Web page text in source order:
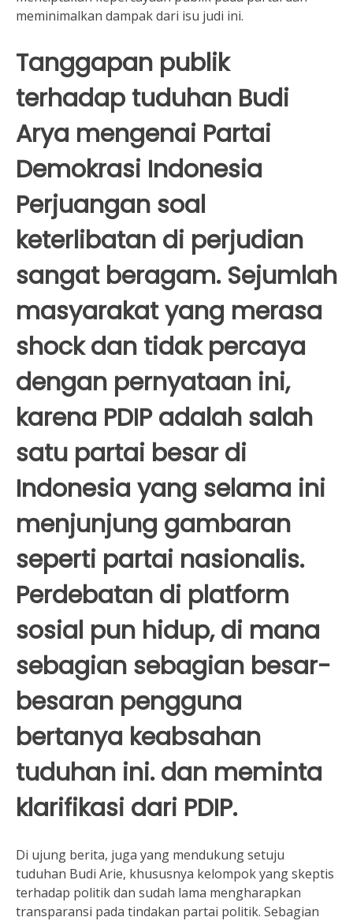
meminimalkan dampak dari isu judi ini.
Tanggapan publik
terhadap tuduhan Budi
Arya mengenai Partai
Demokrasi Indonesia
Perjuangan soal
keterlibatan di perjudian
sangat beragam. Sejumlah
masyarakat yang merasa
shock dan tidak percaya
dengan pernyataan ini,
karena PDIP adalah salah
satu partai besar di
Indonesia yang selama ini
menjunjung gambaran
seperti partai nasionalis.
Perdebatan di platform
sosial pun hidup, di mana
sebagian sebagian besar-
besaran pengguna
bertanya keabsahan
tuduhan ini. dan meminta
klarifikasi dari PDIP.
Di ujung berita, juga yang mendukung setuju
tuduhan Budi Arie, khususnya kelompok yang skeptis
terhadap politik dan sudah lama mengharapkan
transparansi pada tindakan partai politik. Sebagian